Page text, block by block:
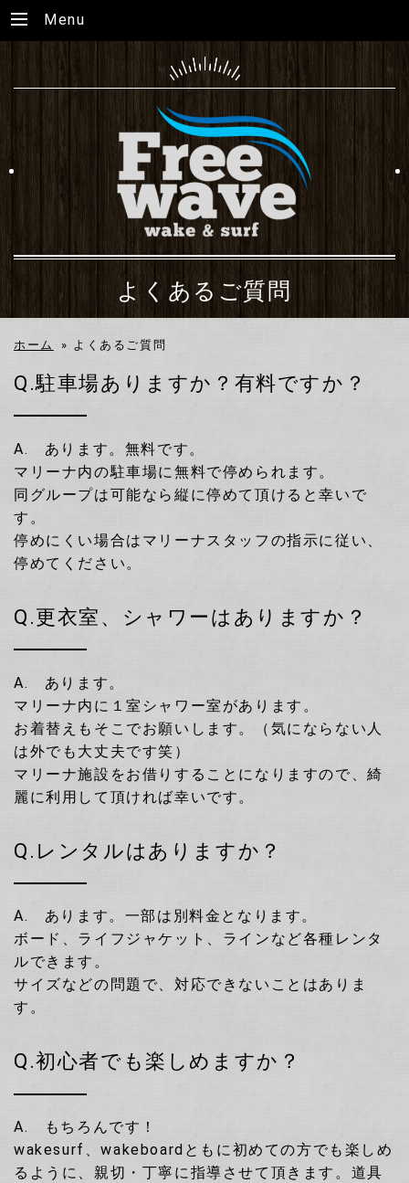
Menu
よくあるご質問
ホーム » よくあるご質問
Q.駐車場ありますか？有料ですか？
A. あります。無料です。
マリーナ内の駐車場に無料で停められます。
同グループは可能なら縦に停めて頂けると幸いで
す。
停めにくい場合はマリーナスタッフの指示に従い、
停めてください。
Q.更衣室、シャワーはありますか？
A. あります。
マリーナ内に１室シャワー室があります。
お着替えもそこでお願いします。（気にならない人
は外でも大丈夫です笑）
マリーナ施設をお借りすることになりますので、綺
麗に利用して頂ければ幸いです。
Q.レンタルはありますか？
A. あります。一部は別料金となります。
ボード、ライフジャケット、ラインなど各種レンタ
ルできます。
サイズなどの問題で、対応できないことはありま
す。
Q.初心者でも楽しめますか？
A. もちろんです！
wakesurf、wakeboardともに初めての方でも楽しめ
るように、親切・丁寧に指導させて頂きます。道具